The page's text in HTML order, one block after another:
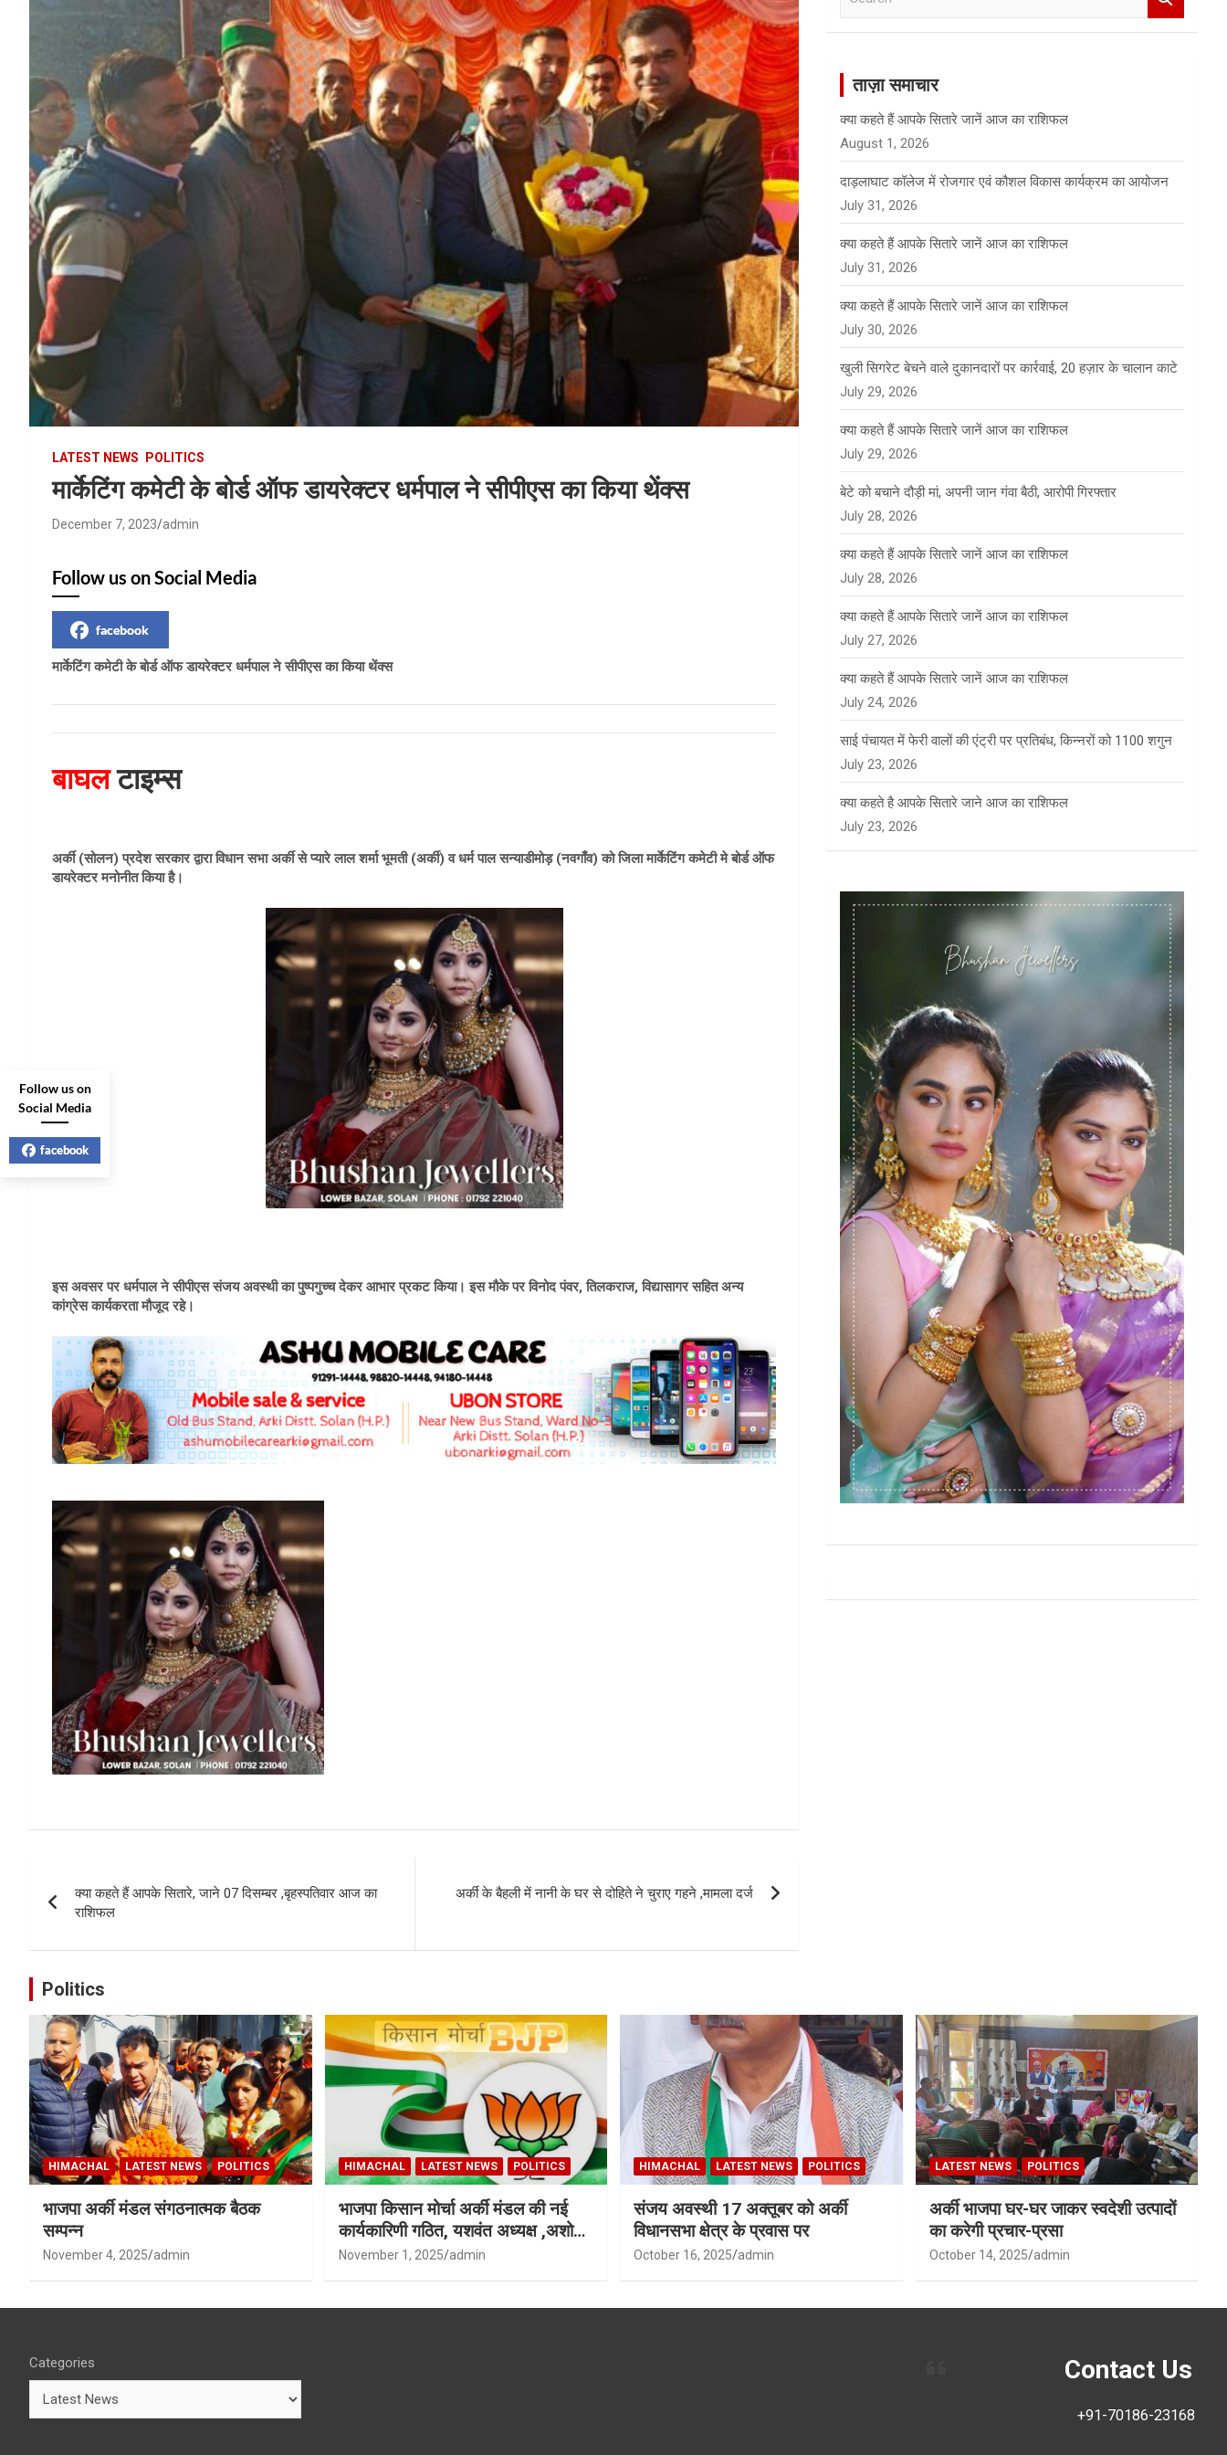
HP News.
LATEST NEWS POLITICS
मार्केटिंग कमेटी के बोर्ड ऑफ डायरेक्टर धर्मपाल ने सीपीएस का किया थेंक्स
December 7, 2023 admin
Follow us on Social Media
facebook
मार्केटिंग कमेटी के बोर्ड ऑफ डायरेक्टर धर्मपाल ने सीपीएस का किया थेंक्स
बाघलटाइम्स
अर्की (सोलन) प्रदेश सरकार द्वारा विधान सभा अर्की से प्यारे लाल शर्मा भूमती (अर्की) व धर्म पाल सन्याडीमोड़ (नवगाँव) को जिला मार्केटिंग कमेटी मे बोर्ड ऑफ
डायरेक्टर मनोनीत किया है।
इस अवसर पर धर्मपाल ने सीपीएस संजय अवस्थी का पुष्पगुच्च देकर आभार प्रकट किया। इस मौके पर विनोद पंवर, तिलकराज, विद्यासागर सहित अन्य
कांग्रेस कार्यकरता मौजूद रहे।
navigation
क्या कहते हैं आपके सितारे, जाने 07 दिसम्बर ,बृहस्पतिवार आज का
राशिफल
अर्की के बैहली में नानी के घर से दोहिते ने चुराए गहने ,मामला दर्ज
ताज़ा समाचार
क्या कहते हैं आपके सितारे जानें आज का राशिफल
August 1, 2026
दाड़लाघाट कॉलेज में रोजगार एवं कौशल विकास कार्यक्रम का आयोजन
July 31, 2026
क्या कहते हैं आपके सितारे जानें आज का राशिफल
July 31, 2026
क्या कहते हैं आपके सितारे जानें आज का राशिफल
July 30, 2026
खुली सिगरेट बेचने वाले दुकानदारों पर कार्रवाई, 20 हज़ार के चालान काटे
July 29, 2026
क्या कहते हैं आपके सितारे जानें आज का राशिफल
July 29, 2026
बेटे को बचाने दौड़ी मां, अपनी जान गंवा बैठी, आरोपी गिरफ्तार
July 28, 2026
क्या कहते हैं आपके सितारे जानें आज का राशिफल
July 28, 2026
क्या कहते हैं आपके सितारे जानें आज का राशिफल
July 27, 2026
क्या कहते हैं आपके सितारे जानें आज का राशिफल
July 24, 2026
साई पंचायत में फेरी वालों की एंट्री पर प्रतिबंध, किन्नरों को 1100 शगुन
July 23, 2026
क्या कहते है आपके सितारे जाने आज का राशिफल
July 23, 2026
Politics
HIMACHAL LATEST NEWS POLITICS
भाजपा अर्की मंडल संगठनात्मक बैठक
सम्पन्न
November 4, 2025 admin
HIMACHAL LATEST NEWS POLITICS
भाजपा किसान मोर्चा अर्की मंडल की नई
कार्यकारिणी गठित, यशवंत अध्यक्ष ,अशोक
शर्मा बने उपाध्यक्ष
November 1, 2025 admin
HIMACHAL LATEST NEWS POLITICS
संजय अवस्थी 17 अक्तूबर को अर्की
विधानसभा क्षेत्र के प्रवास पर
October 16, 2025 admin
LATEST NEWS POLITICS
अर्की भाजपा घर-घर जाकर स्वदेशी उत्पादों
का करेगी प्रचार-प्रसा
October 14, 2025 admin
Categories Contact Us
+91-70186-23168
Follow us on
Social Media
facebook